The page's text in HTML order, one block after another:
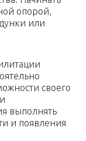
опорой,
или
своего
выполнять
и появления